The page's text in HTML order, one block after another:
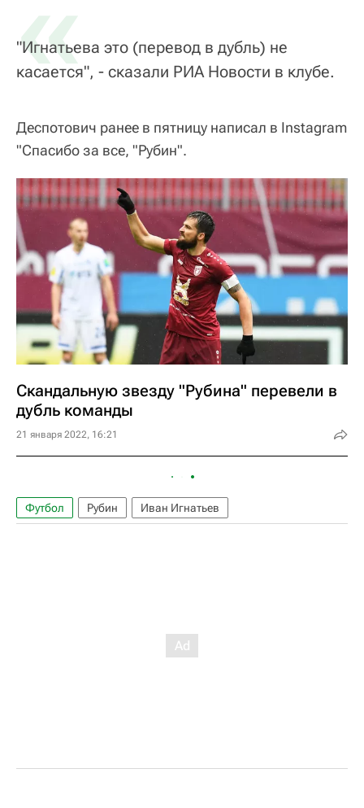
«
"Игнатьева это (перевод в дубль) не
касается", - сказали РИА Новости в клубе.
Деспотович ранее в пятницу написал в Instagram
"Спасибо за все, "Рубин".
Скандальную звезду "Рубина" перевели в
дубль команды
21 января 2022, 16:21
Футбол Рубин Иван Игнатьев